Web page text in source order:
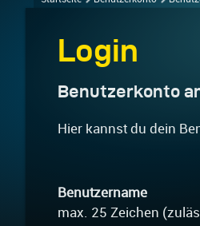
Login
Benutzerkonto
Hier kannst du dein
Benutzername
max. 25 Zeichen